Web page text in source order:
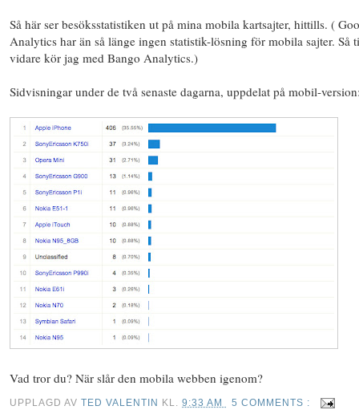
Så här ser besöksstatistiken ut på mina mobila kartsajter, hittills. (
Analytics har än så länge ingen statistik-lösning för mobila sajter. Så
vidare kör jag med Bango Analytics.)
Sidvisningar under de två senaste dagarna, uppdelat på mobil-
Vad tror du? När slår den mobila webben igenom?
UPPLAGD AVTED VALENTIN KL.9:33 AM 5 COMMENTS :